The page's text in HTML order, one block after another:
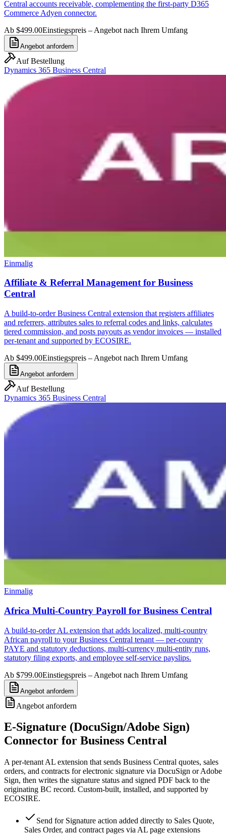
Central accounts receivable, complementing the first-party D365
Commerce Adyen connector.
Ab $499.00Einstiegspreis – Angebot nach Ihrem Umfang
Angebot anfordern
Auf Bestellung
Dynamics 365 Business Central
Einmalig
Affiliate & Referral Management for Business
Central
A build-to-order Business Central extension that registers affiliates
and referrers, attributes sales to referral codes and links, calculates
tiered commission, and posts payouts as vendor invoices — installed
per-tenant and supported by ECOSIRE.
Ab $499.00Einstiegspreis – Angebot nach Ihrem Umfang
Angebot anfordern
Auf Bestellung
Dynamics 365 Business Central
Einmalig
Africa Multi-Country Payroll for Business Central
A build-to-order AL extension that adds localized, multi-country
African payroll to your Business Central tenant — per-country
PAYE and statutory deductions, multi-currency multi-entity runs,
statutory filing exports, and employee self-service payslips.
Ab $799.00Einstiegspreis – Angebot nach Ihrem Umfang
Angebot anfordern
Angebot anfordern
E-Signature (DocuSign/Adobe Sign)
Connector for Business Central
A per-tenant AL extension that sends Business Central quotes, sales
orders, and contracts for electronic signature via DocuSign or Adobe
Sign, then writes the signature status and signed PDF back to the
originating BC record. Custom-built, installed, and supported by
ECOSIRE.
Send for Signature action added directly to Sales Quote,
Sales Order, and contract pages via AL page extensions